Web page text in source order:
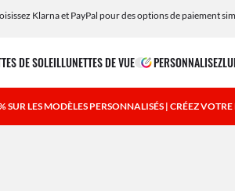
Klarna et PayPal pour des options de paiement
DE SOLEILLUNETTES DE VUE PERSONNALISEZ
SUR LES MODÈLES PERSONNALISÉS | CRÉEZ